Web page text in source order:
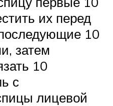
их перед
10
затем
10
с
лицевой